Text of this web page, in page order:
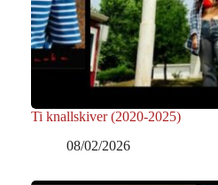
Ti knallskiver (2020-2025)
08/02/2026